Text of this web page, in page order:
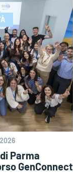
Parma
GenConnect